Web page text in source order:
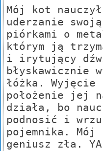
Mój kot
uderzanie
piórkami o
którym ją
i irytujący
błyskawicznie
łóżka. Wyjęcie
położenie jej
działa, bo
podnosić i
pojemnika.
geniusz zła.